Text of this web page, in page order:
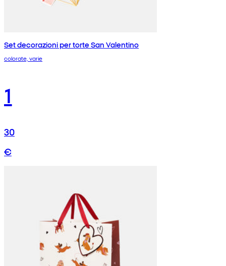
Set decorazioni per torte San Valentino
colorate, varie
1
30
€